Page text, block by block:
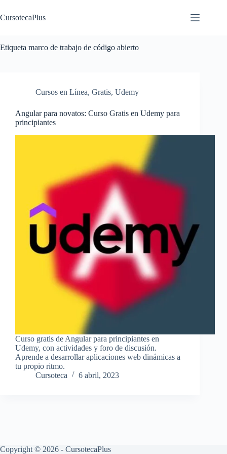
al
contenido
CursotecaPlus
Etiqueta marco de trabajo de código abierto
Cursos en Línea, Gratis, Udemy
Angular para novatos: Curso Gratis en Udemy para
principiantes
Curso gratis de Angular para principiantes en
Udemy, con actividades y foro de discusión.
Aprende a desarrollar aplicaciones web dinámicas a
tu propio ritmo.
Cursoteca
6 abril, 2023
Copyright © 2026 - CursotecaPlus